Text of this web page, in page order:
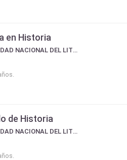
en Historia
UNL - UNIVERSIDAD NACIONAL DEL LITORAL
de Historia
UNL - UNIVERSIDAD NACIONAL DEL LITORAL